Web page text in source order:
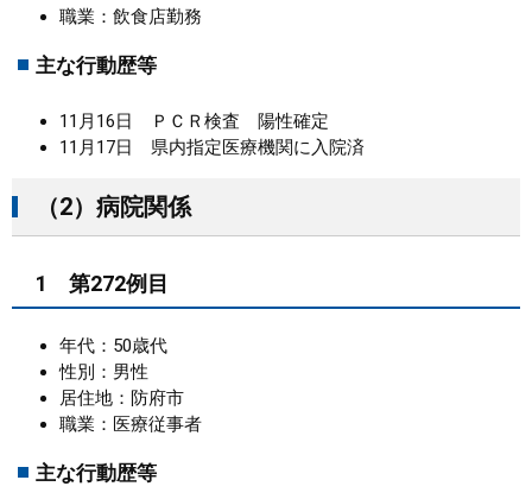
職業：飲食店勤務
主な行動歴等
11月16日 ＰＣＲ検査 陽性確定
11月17日 県内指定医療機関に入院済
（2）病院関係
1 第272例目
年代：50歳代
性別：男性
居住地：防府市
職業：医療従事者
主な行動歴等